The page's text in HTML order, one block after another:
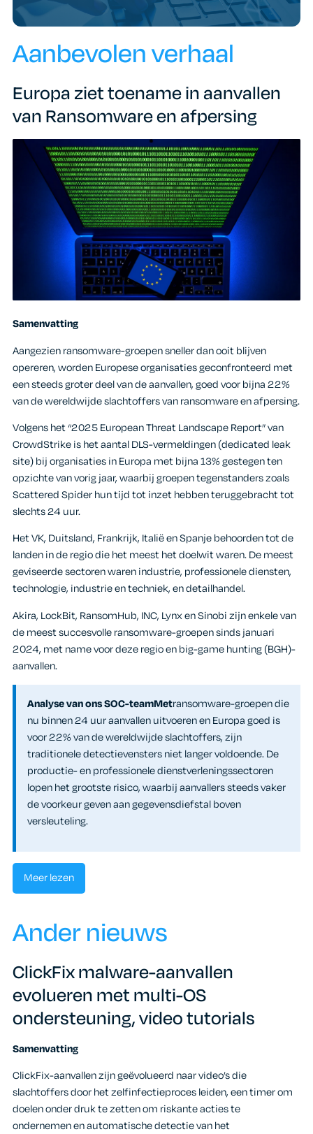
Aanbevolen verhaal
Europa ziet toename in aanvallen
van Ransomware en afpersing
Samenvatting
Aangezien ransomware-groepen sneller dan ooit blijven
opereren, worden Europese organisaties geconfronteerd met
een steeds groter deel van de aanvallen, goed voor bijna 22%
van de wereldwijde slachtoffers van ransomware en afpersing.
Volgens het “2025 European Threat Landscape Report” van
CrowdStrike is het aantal DLS-vermeldingen (dedicated leak
site) bij organisaties in Europa met bijna 13% gestegen ten
opzichte van vorig jaar, waarbij groepen tegenstanders zoals
Scattered Spider hun tijd tot inzet hebben teruggebracht tot
slechts 24 uur.
Het VK, Duitsland, Frankrijk, Italië en Spanje behoorden tot de
landen in de regio die het meest het doelwit waren. De meest
geviseerde sectoren waren industrie, professionele diensten,
technologie, industrie en techniek, en detailhandel.
Akira, LockBit, RansomHub, INC, Lynx en Sinobi zijn enkele van
de meest succesvolle ransomware-groepen sinds januari
2024, met name voor deze regio en big-game hunting (BGH)-
aanvallen.
Analyse van ons SOC-teamMetransomware-groepen die
nu binnen 24 uur aanvallen uitvoeren en Europa goed is
voor 22% van de wereldwijde slachtoffers, zijn
traditionele detectievensters niet langer voldoende. De
productie- en professionele dienstverleningssectoren
lopen het grootste risico, waarbij aanvallers steeds vaker
de voorkeur geven aan gegevensdiefstal boven
versleuteling.
Meer lezen
Ander nieuws
ClickFix malware-aanvallen
evolueren met multi-OS
ondersteuning, video tutorials
Samenvatting
ClickFix-aanvallen zijn geëvolueerd naar video’s die
slachtoffers door het zelfinfectieproces leiden, een timer om
doelen onder druk te zetten om riskante acties te
ondernemen en automatische detectie van het